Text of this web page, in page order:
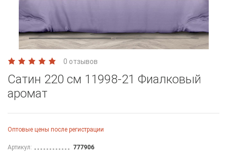
0 отзывов
Сатин 220 см 11998-21 Фиалковый
аромат
Оптовые цены после регистрации
Артикул: 777906